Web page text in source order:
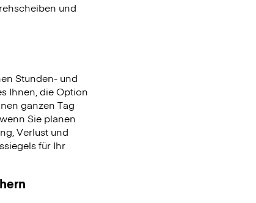
und
Stunden- und
Ihnen, die Option
ganzen Tag
Sie planen
Verlust und
für Ihr